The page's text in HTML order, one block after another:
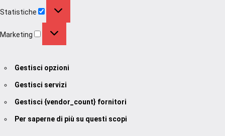
Statistiche
Marketing
Gestisci opzioni
Gestisci servizi
Gestisci {vendor_count} fornitori
Per saperne di più su questi scopi